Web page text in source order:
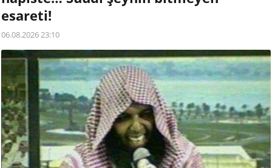
esareti!
06.08.2026 23:10